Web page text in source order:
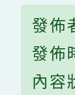
發佈
發佈
內容